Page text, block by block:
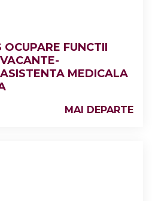
FUNCTII
MEDICALA
MAI DEPARTE